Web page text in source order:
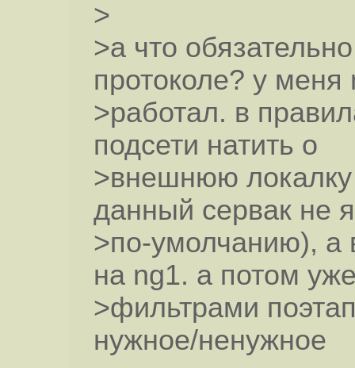
>
>а что
протоколе? у меня
>работал. в
подсети натить о
>внешнюю локалку
данный сервак не
>по-умолчанию), а
на ng1. а потом
>фильтрами
нужное/ненужное